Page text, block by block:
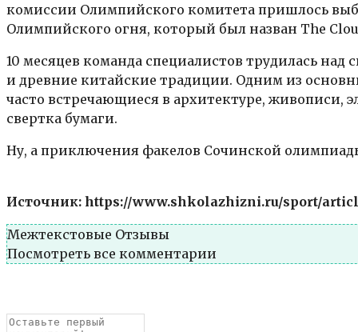
комиссии Олимпийского комитета пришлось
Олимпийского огня, который был назван The
10 месяцев команда специалистов трудилась
и древние китайские традиции. Одним из
часто встречающиеся в архитектуре, живописи,
свертка бумаги.
Ну, а приключения факелов Сочинской
Источник: https://www.shkolazhizni.ru/sport/
Межтекстовые Отзывы
Посмотреть все комментарии